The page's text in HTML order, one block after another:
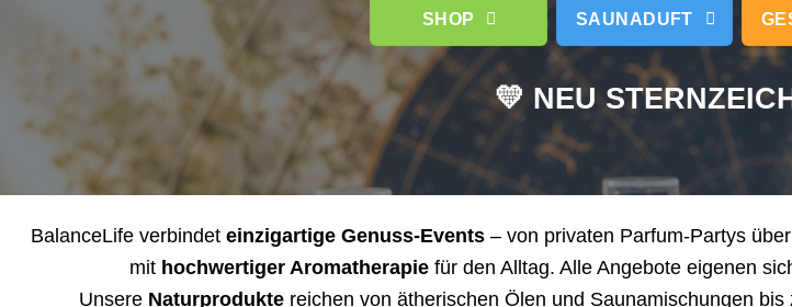
SHOP SAUNADUFT
💛 NEU
BalanceLife verbindet einzigartige Genuss-Events– von privaten Parfum-Partys
mit hochwertiger Aromatherapie für den Alltag. Alle Angebote eigenen
Unsere Naturprodukte reichen von ätherischen Ölen und Saunamischungen